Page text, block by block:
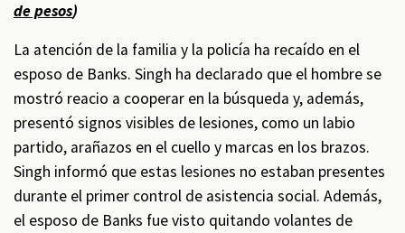
de pesos)
La atención de la familia y la policía ha recaído en el
esposo de Banks. Singh ha declarado que el hombre se
mostró reacio a cooperar en la búsqueda y, además,
presentó signos visibles de lesiones, como un labio
partido, arañazos en el cuello y marcas en los brazos.
Singh informó que estas lesiones no estaban presentes
durante el primer control de asistencia social. Además,
el esposo de Banks fue visto quitando volantes de